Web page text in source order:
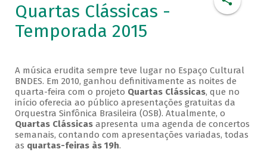
Quartas Clássicas -
Temporada 2015
A música erudita sempre teve lugar no Espaço Cultural
BNDES. Em 2010, ganhou definitivamente as noites de
quarta-feira com o projeto Quartas Clássicas, que no
início oferecia ao público apresentações gratuitas da
Orquestra Sinfônica Brasileira (OSB). Atualmente, o
Quartas Clássicasapresenta uma agenda de concertos
semanais, contando com apresentações variadas, todas
as quartas-feiras às 19h.